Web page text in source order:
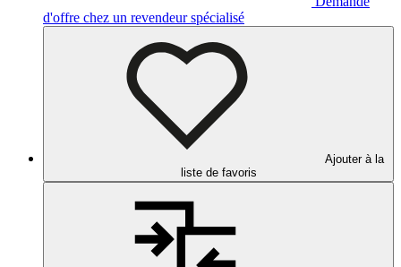
d'offre chez un revendeur spécialisé
Ajouter à la
liste de favoris